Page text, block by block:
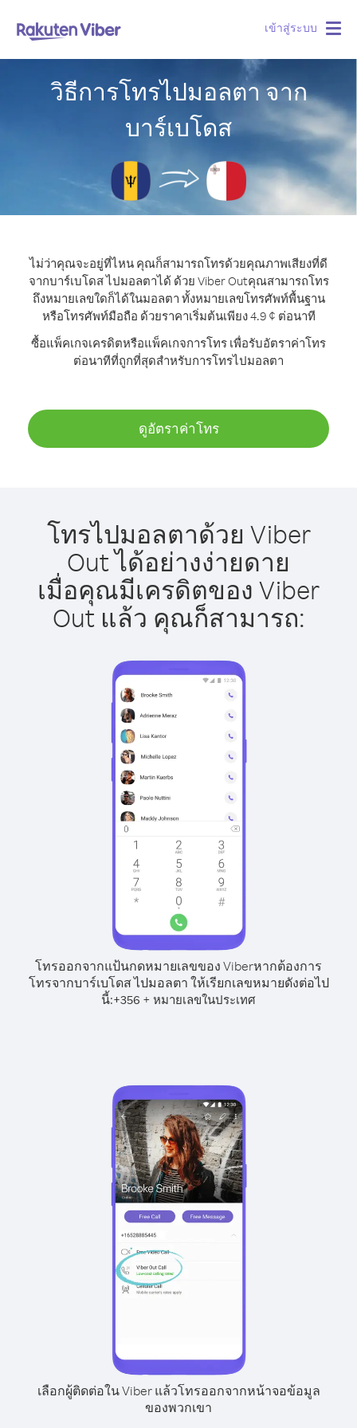
เข้าสู่ระบบ
วิธีการโทรไปมอลตา จาก
บาร์เบโดส
ไม่ว่าคุณจะอยู่ที่ไหน คุณก็สามารถโทรด้วยคุณภาพเสียงที่ดี
จากบาร์เบโดส ไปมอลตาได้ ด้วย Viber Outคุณสามารถโทร
ถึงหมายเลขใดก็ได้ในมอลตา ทั้งหมายเลขโทรศัพท์พื้นฐาน
หรือโทรศัพท์มือถือ ด้วยราคาเริ่มต้นเพียง 4.9 ¢ ต่อนาที
ซื้อแพ็คเกจเครดิตหรือแพ็คเกจการโทร เพื่อรับอัตราค่าโทร
ต่อนาทีที่ถูกที่สุดสำหรับการโทรไปมอลตา
ดูอัตราค่าโทร
โทรไปมอลตาด้วย Viber
Out ได้อย่างง่ายดาย
เมื่อคุณมีเครดิตของ Viber
Out แล้ว คุณก็สามารถ:
โทรออกจากแป้นกดหมายเลขของ Viberหากต้องการ
โทรจากบาร์เบโดส ไปมอลตา ให้เรียกเลขหมายดังต่อไป
นี้:+356 + หมายเลขในประเทศ
เลือกผู้ติดต่อใน Viber แล้วโทรออกจากหน้าจอข้อมูล
ของพวกเขา